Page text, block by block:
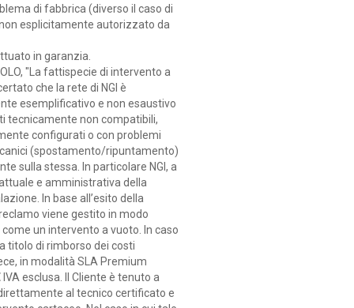
di fabbrica (diverso il caso di
esplicitamente autorizzato da
in garanzia.
"La fattispecie di intervento a
che la rete di NGI è
esemplificativo e non esaustivo
tecnicamente non compatibili,
configurati o con problemi
(spostamento/ripuntamento)
sulla stessa. In particolare NGI, a
e amministrativa della
In base all’esito della
viene gestito in modo
un intervento a vuoto. In caso
titolo di rimborso dei costi
in modalità SLA Premium
IVA esclusa. Il Cliente è tenuto a
al tecnico certificato e